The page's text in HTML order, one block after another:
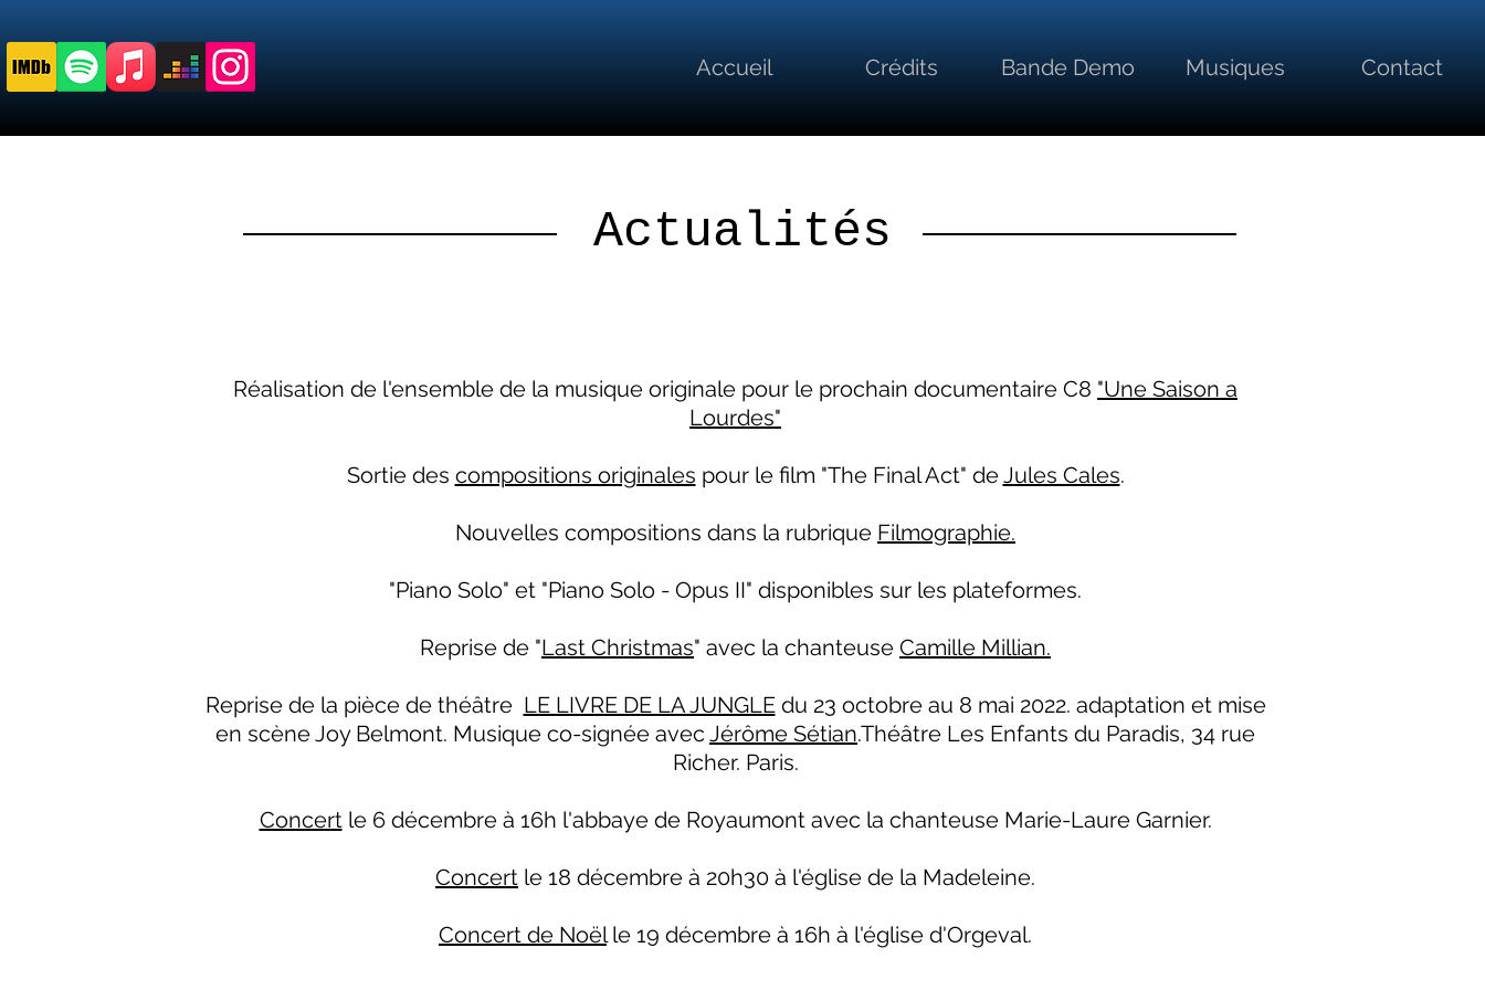
Accueil Crédits Bande Demo Musiques Contact
Actualités
Réalisation de l'ensemble de la musique originale pour le prochain documentaire C8 "Une Saison a
Lourdes"
Sortie des compositions originales pour le film "The Final Act" deJules Cales.
Nouvelles compositions dans la rubrique Filmographie.
"Piano Solo" et "Piano Solo - Opus II" disponibles sur les plateformes.
Reprise de "Last Christmas" avec la chanteuse Camille Millian.
Reprise de la pièce de théâtre LE LIVRE DE LA JUNGLEdu 23 octobre au 8 mai 2022. adaptation et mise
en scène Joy Belmont. Musique co-signée avecJérôme Sétian.Théâtre Les Enfants du Paradis, 34 rue
Richer. Paris.
Concertle 6 décembre à 16h l'abbaye de Royaumont avec la chanteuse Marie-Laure Garnier.
Concert le 18 décembre à 20h30 à l'église de la Madeleine.
Concert de Noëlle 19 décembre à 16h à l'église d'Orgeval.